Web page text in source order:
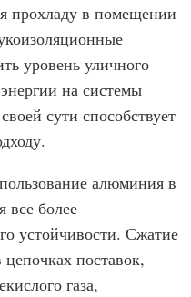
прохладу в помещении
уровень уличного
на системы
сути способствует
алюминия в
все более
устойчивости. Сжатие
поставок,
газа,